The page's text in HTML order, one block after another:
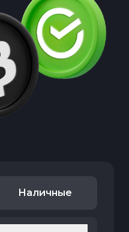
Наличные